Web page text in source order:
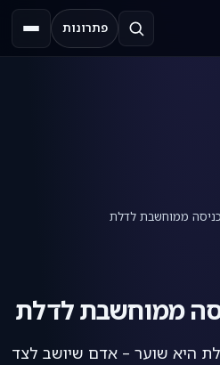
פתרונות תפריט
ממוחשבת לדלת
ממוחשבת לדלת
היא שוער – אדם שיושב לצד